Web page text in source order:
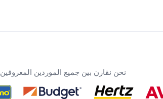
نحن نقارن بين جميع الموردين المعروفين